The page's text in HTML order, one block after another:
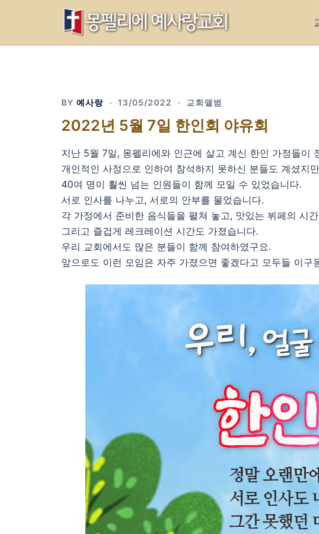
BY 예사랑 13/05/2022 교회앨범
2022년 5월 7일 한인회 야유회
지난 5월 7일, 몽펠리에와 인근에 살고 계신 한인 가정들이
개인적인 사정으로 인하여 참석하지 못하신 분들도 계셨지
40여 명이 훨씬 넘는 인원들이 함께 모일 수 있었습니다.
서로 인사를 나누고, 서로의 안부를 물었습니다.
각 가정에서 준비한 음식들을 펼쳐 놓고, 맛있는 뷔페의 시
그리고 즐겁게 레크레이션 시간도 가졌습니다.
우리 교회에서도 많은 분들이 함께 참여하였구요.
앞으로도 이런 모임은 자주 가졌으면 좋겠다고 모두들 이구